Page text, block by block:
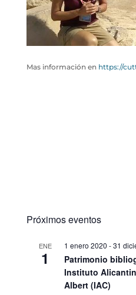
Mas información en https://
Próximos eventos
ENE
1
1 enero 2020 -31
Patrimonio
Instituto
Albert (IAC)